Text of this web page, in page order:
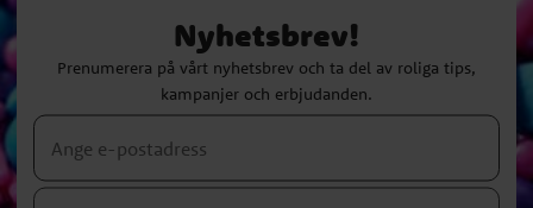
Nyhetsbrev!
Prenumerera på vårt nyhetsbrev och ta del av roliga tips,
kampanjer och erbjudanden.